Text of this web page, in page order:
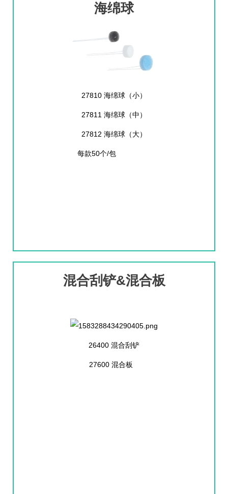
海绵球
27810 海绵球（小）
27811 海绵球（中）
27812 海绵球（大）
每款50个/包
混合刮铲&混合板
26400 混合刮铲
27600 混合板